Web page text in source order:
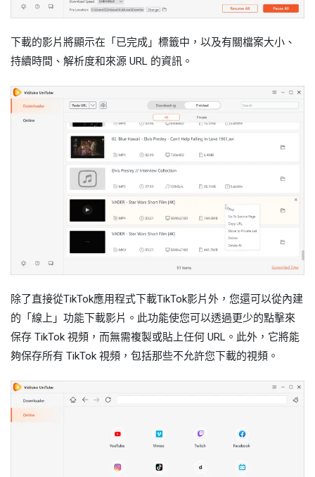
下載的影片將顯示在「已完成」標籤中，以及有關檔案大小、
持續時間、解析度和來源 URL 的資訊。
除了直接從TikTok應用程式下載TikTok影片外，您還可以從內建
的「線上」功能下載影片。此功能使您可以透過更少的點擊來
保存 TikTok 視頻，而無需複製或貼上任何 URL。此外，它將能
夠保存所有 TikTok 視頻，包括那些不允許您下載的視頻。